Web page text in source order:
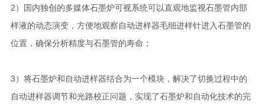
2）国内独创的多媒体石墨炉可视系统可以直观地监视石墨管内部
样液的动态演变，方便地观察自动进样器毛细进样针进入石墨管的
位置，确保分析精度与石墨管的寿命；
3）将石墨炉和自动进样器结合为一个模块，解决了切换过程中的
自动进样器调节和光路校正问题，实现了石墨炉和自动化技术的完